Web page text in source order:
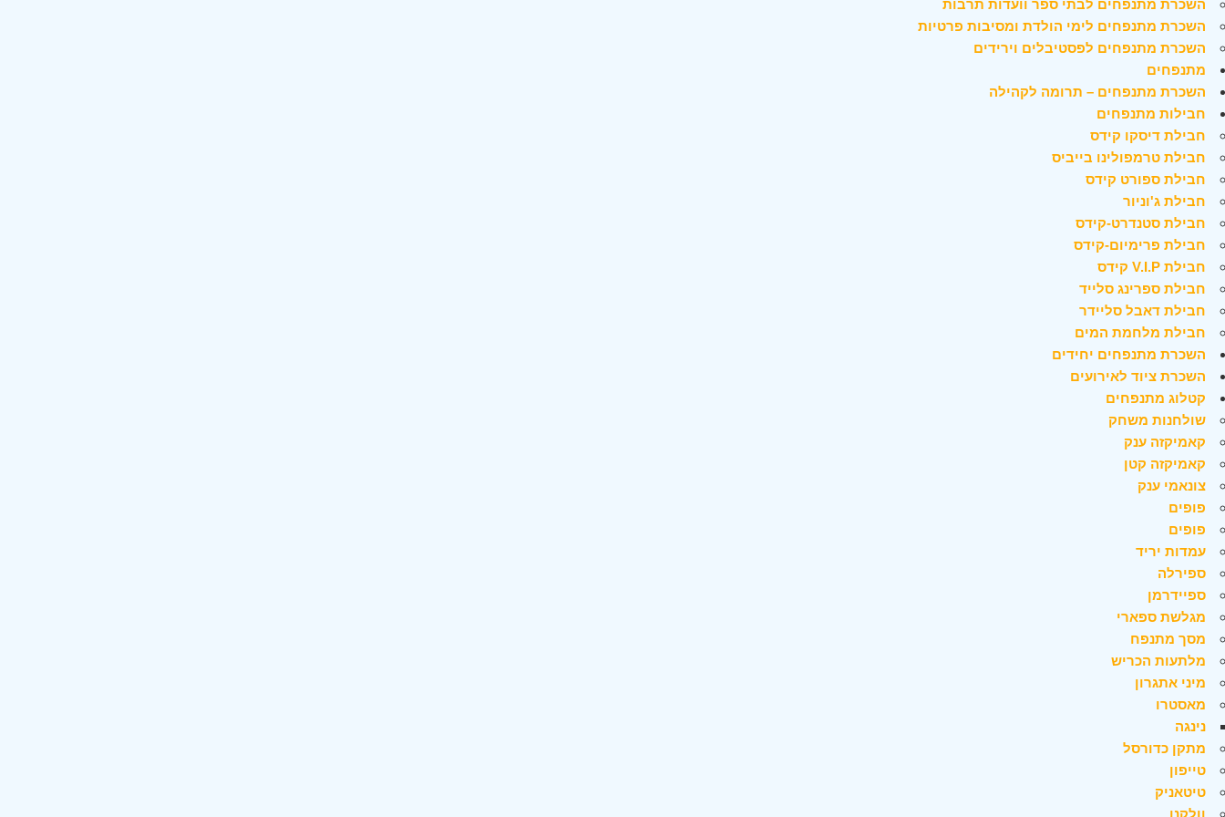
השכרת מתנפחים לבתי ספר וועדות תרבות
השכרת מתנפחים לימי הולדת ומסיבות פרטיות
השכרת מתנפחים לפסטיבלים וירידים
מתנפחים
השכרת מתנפחים – תרומה לקהילה
חבילות מתנפחים
חבילת דיסקו קידס
חבילת טרמפולינו בייביס
חבילת ספורט קידס
חבילת ג'וניור
חבילת סטנדרט-קידס
חבילת פרימיום-קידס
חבילת V.I.P קידס
חבילת ספרינג סלייד
חבילת דאבל סליידר
חבילת מלחמת המים
השכרת מתנפחים יחידים
השכרת ציוד לאירועים
קטלוג מתנפחים
שולחנות משחק
קאמיקזה ענק
קאמיקזה קטן
צונאמי ענק
פופים
פופים
עמדות יריד
ספירלה
ספיידרמן
מגלשת ספארי
מסך מתנפח
מלתעות הכריש
מיני אתגרון
מאסטרו
נינגה
מתקן כדורסל
טייפון
טיטאניק
וולקנו